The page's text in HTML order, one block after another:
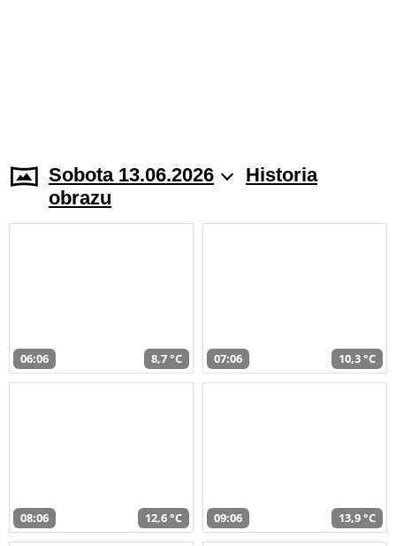
Sobota 13.06.2026
Historia
obrazu
06:06 8,7 °C 07:06 10,3 °C
08:06 12,6 °C 09:06 13,9 °C